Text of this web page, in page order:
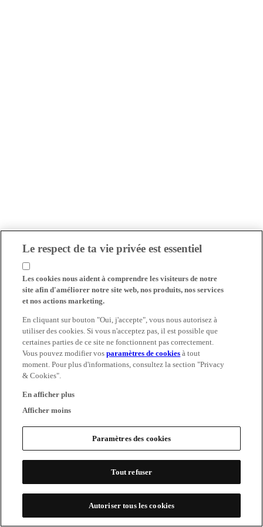
Le respect de ta vie privée est essentiel
Les cookies nous aident à comprendre les visiteurs de notre
site afin d'améliorer notre site web, nos produits, nos services
et nos actions marketing.
En cliquant sur bouton "Oui, j'accepte", vous nous autorisez à
utiliser des cookies. Si vous n'acceptez pas, il est possible que
certaines parties de ce site ne fonctionnent pas correctement.
Vous pouvez modifier vosparamètres de cookies à tout
moment. Pour plus d'informations, consultez la section "Privacy
& Cookies".
En afficher plus
Afficher moins
Paramètres des cookies
Tout refuser
Autoriser tous les cookies